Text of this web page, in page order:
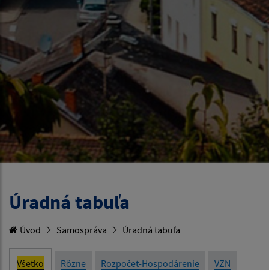
Úradná tabuľa
Úvod Samospráva Úradná tabuľa
Všetko Rôzne Rozpočet-Hospodárenie VZN